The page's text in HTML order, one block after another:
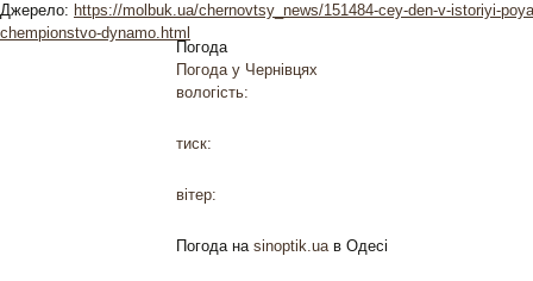
Джерело: https://molbuk.ua/chernovtsy_news/151484-cey-den-v-istoriyi-
chempionstvo-dynamo.html
Погода
Погода у Чернівцях
вологість:
тиск:
вітер:
Погода на sinoptik.uaв Одесі